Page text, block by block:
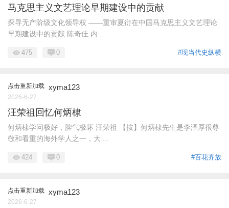
马克思主义文艺理论早期建设中的贡献
探寻无产阶级文化领导权 ——重审夏衍在中国马克思主义文艺理论
早期建设中的贡献 陈奇佳 内 ...
#现当代史纵横
475 0
点击重新加载 xyma123
2026-6-27
汪荣祖回忆何炳棣
何炳棣学问极好，脾气极坏 汪荣祖 【按】何炳棣先生是李泽厚很尊
敬和看重的海外学人之一，大 ...
#百花齐放
424 0
点击重新加载 xyma123
2026-6-27